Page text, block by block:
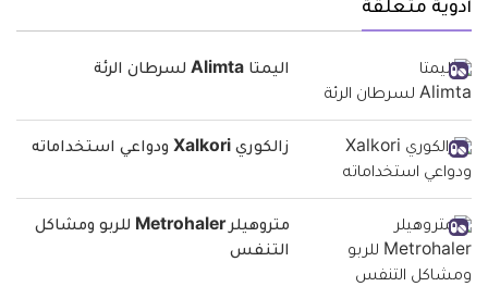
أدوية متعلقة
اليمتا Alimta لسرطان الرئة
زالكوري Xalkori ودواعي استخداماته
متروهيلر Metrohaler للربو ومشاكل
التنفس